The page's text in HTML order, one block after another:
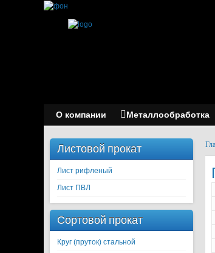
О компании Металлообработка
Листовой прокат
Лист рифленый
Лист ПВЛ
Сортовой прокат
Круг (пруток) стальной